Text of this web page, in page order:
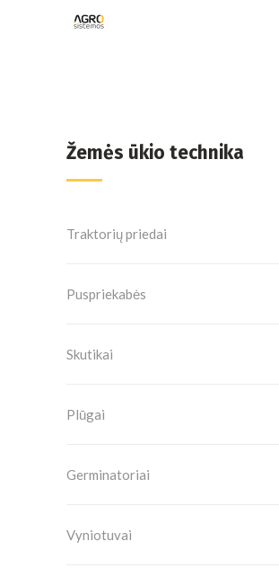
Žemės ūkio technika
Traktorių priedai
Puspriekabės
Skutikai
Plūgai
Germinatoriai
Vyniotuvai